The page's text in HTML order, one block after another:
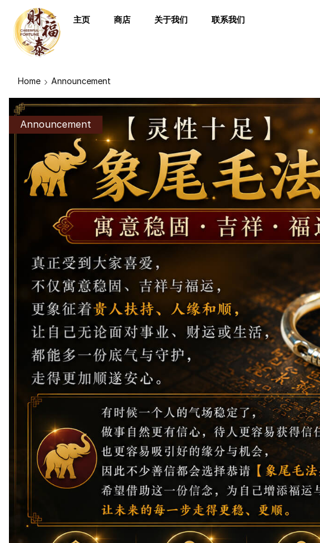
主页 商店 关于我们 联系我们
Home Announcement
Announcement